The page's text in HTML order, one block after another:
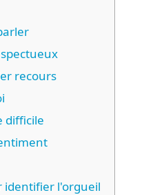
recours
difficile
identifier l'orgueil